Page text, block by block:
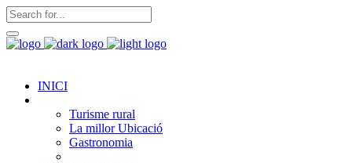
INICI
Turisme rural
La millor Ubicació
Gastronomia